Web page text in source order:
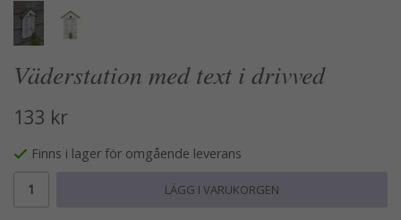
Väderstation med text i drivved
133 kr
Finns i lager för omgående leverans
LÄGG I VARUKORGEN